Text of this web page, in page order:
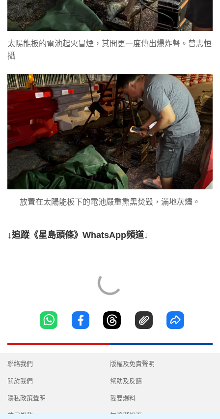
太陽能板的電池起火冒煙，其間更一度傳出爆炸聲。曾志恒
攝
放置在太陽能板下的電池嚴重熏黑焚毀，滿地灰燼。
↓追蹤《星島頭條》WhatsApp頻道↓
聯絡我們
關於我們
隱私政策聲明
使用條款
版權及免責聲明
幫助及反饋
我要爆料
無障礙網頁